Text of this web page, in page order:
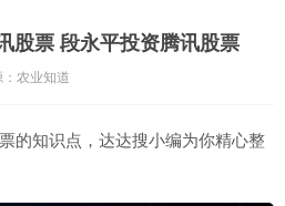
股票 段永平投资腾讯股票
：农业知道
的知识点，达达搜小编为你精心整